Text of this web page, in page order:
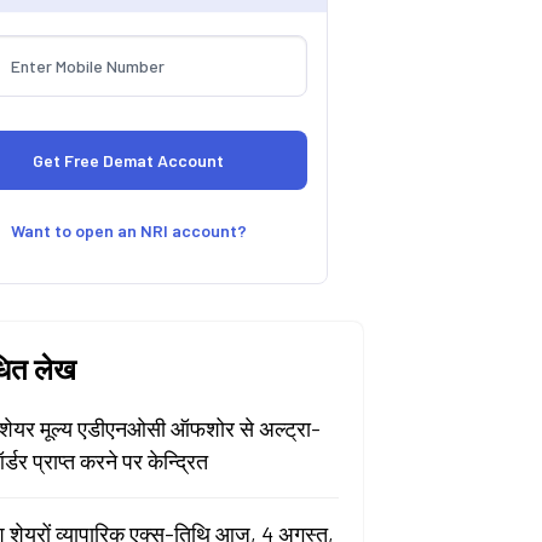
Want to open an NRI account?
लेख
मूल्य एडीएनओसी ऑफशोर से अल्ट्रा-
प्राप्त करने पर केन्द्रित
शेयरों व्यापारिक एक्स-तिथि आज, 4 अगस्त,